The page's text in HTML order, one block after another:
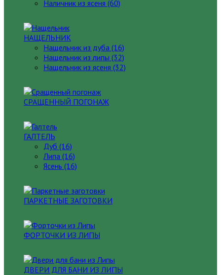
Наличник из ясеня (60)
НАЩЕЛЬНИК
Нащельник из дуба (16)
Нащельник из липы (32)
Нащельник из ясеня (32)
СРАЩЕННЫЙ ПОГОНАЖ
ГАЛТЕЛЬ
Дуб (16)
Липа (16)
Ясень (16)
ПАРКЕТНЫЕ ЗАГОТОВКИ
ФОРТОЧКИ ИЗ ЛИПЫ
ДВЕРИ ДЛЯ БАНИ ИЗ ЛИПЫ